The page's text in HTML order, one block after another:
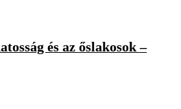
és az őslakosok –